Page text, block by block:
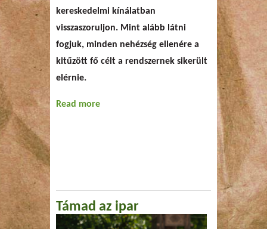
kereskedelmi kínálatban
visszaszoruljon. Mint alább látni
fogjuk, minden nehézség ellenére a
kitűzött fő célt a rendszernek sikerült
elérnie.
Read more
Támad az ipar